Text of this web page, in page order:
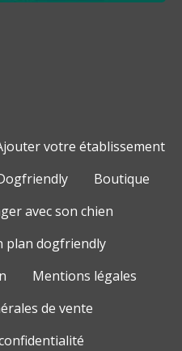
votre établissement
Boutique
avec son chien
plan dogfriendly
Mentions légales
de vente